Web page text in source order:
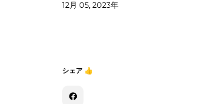
12月 05, 2023年
シェア 👍